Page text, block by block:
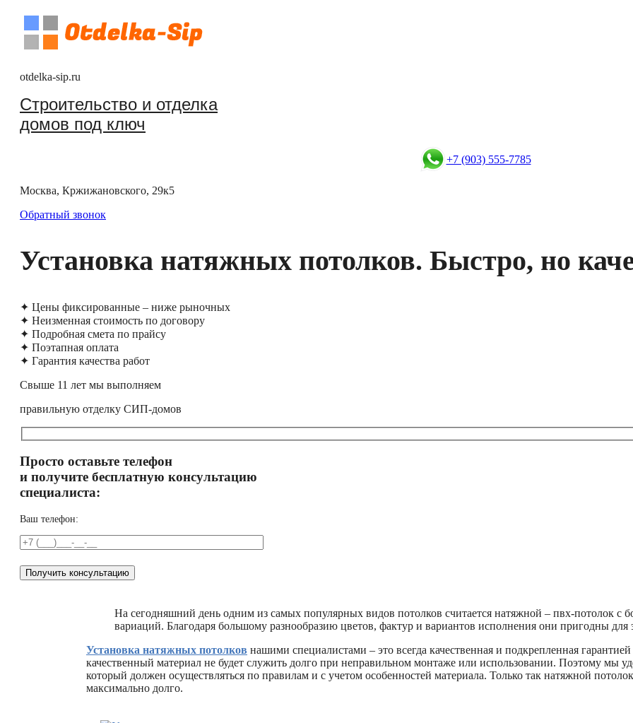
otdelka-sip.ru
Строительство и отделка
домов под ключ
+7 (903) 555-7785
Москва, Кржижановского, 29к5
Обратный звонок
Установка натяжных потолков. Быстро, но
✦ Цены фиксированные – ниже рыночных
✦ Неизменная стоимость по договору
✦ Подробная смета по прайсу
✦ Поэтапная оплата
✦ Гарантия качества работ
Свыше 11 лет мы выполняем
правильную отделку СИП-домов
Просто оставьте телефон
и получите бесплатную консультацию
специалиста:
Ваш телефон:
На сегодняшний день одним из самых популярных видов потолков считается натяжной – пвх-потолок с
вариаций. Благодаря большому разнообразию цветов, фактур и вариантов исполнения они пригодны
Установка натяжных потолков нашими специалистами – это всегда качественная и подкрепленная
качественный материал не будет служить долго при неправильном монтаже или использовании. Поэтому мы
который должен осуществляться по правилам и с учетом особенностей материала. Только так натяжной
максимально долго.